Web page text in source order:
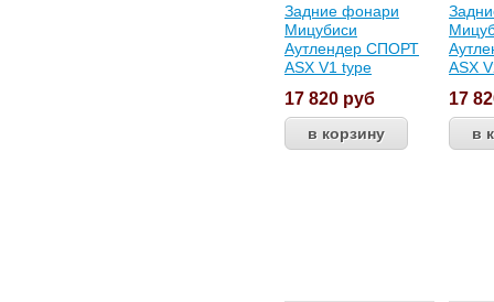
Задние фонари
Мицубиси
Аутлендер СПОРТ
ASX V1 type
17 820 руб
ASX
17